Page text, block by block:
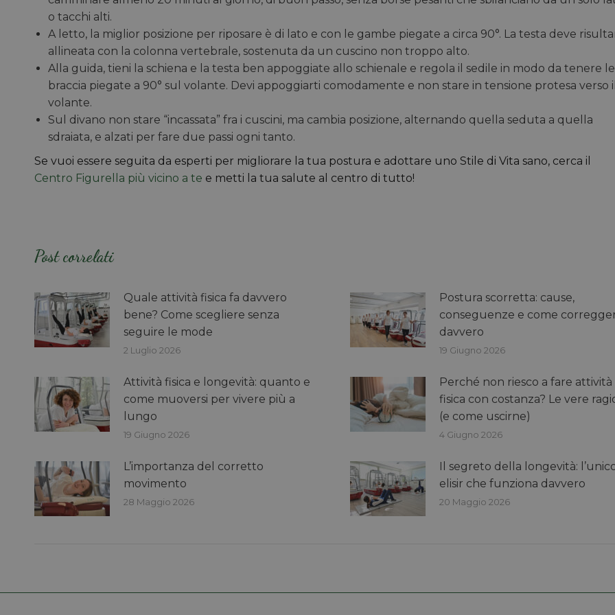
o tacchi alti.
A letto, la miglior posizione per riposare è di lato e con le gambe piegate a circa 90°. La testa deve
allineata con la colonna vertebrale, sostenuta da un cuscino non troppo alto.
Alla guida, tieni la schiena e la testa ben appoggiate allo schienale e regola il sedile in modo da tenere le
braccia piegate a 90° sul volante. Devi appoggiarti comodamente e non stare in tensione protesa verso
volante.
Sul divano non stare “incassata” fra i cuscini, ma cambia posizione, alternando quella seduta a quella
sdraiata, e alzati per fare due passi ogni tanto.
Se vuoi essere seguita da esperti per migliorare la tua postura e adottare uno Stile di Vita sano, cerca il
Centro Figurella più vicino a te e metti la tua salute al centro di tutto!
Post correlati
Quale attività fisica fa davvero
bene? Come scegliere senza
seguire le mode
2 Luglio 2026
Postura scorretta: cause,
conseguenze e come
davvero
19 Giugno 2026
Attività fisica e longevità: quanto e
come muoversi per vivere più a
lungo
19 Giugno 2026
Perché non riesco a fare attività
fisica con costanza? Le vere
(e come uscirne)
4 Giugno 2026
L’importanza del corretto
movimento
28 Maggio 2026
Il segreto della longevità:
elisir che funziona davvero
20 Maggio 2026